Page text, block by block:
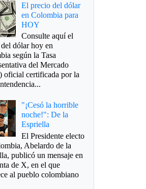
El precio del dólar
en Colombia para
HOY
Consulte aquí el
dólar hoy en
según la Tasa
del Mercado
oficial certificada por la
"¡Cesó la horrible
noche!": De la
Espriella
El Presidente electo
Abelardo de la
publicó un mensaje en
de X, en el que
al pueblo colombiano